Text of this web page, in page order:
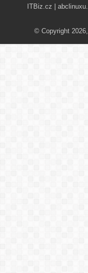
ITBiz.cz
© Copyright